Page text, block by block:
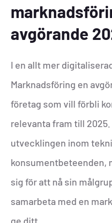
avgörande
I en allt mer
Marknadsföring en
företag som vill förbli
relevanta fram till 2025.
utvecklingen inom
konsumentbeteenden,
sig för att nå sin
samarbeta med en
ge ditt